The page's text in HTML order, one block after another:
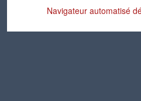
Navigateur automatisé